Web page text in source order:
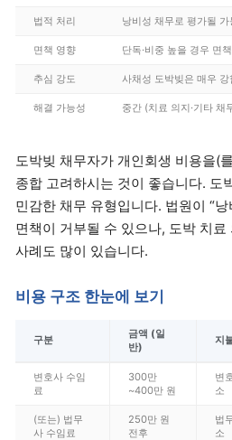
법적 처리 낭비성 채무로 평가될 가
면책 영향 단독·비중 높을 경우 면
추심 강도 사채성 도박빚은 매우 강
해결 가능성 중간 (치료 의지·기타 채
도박빚 채무자가 개인회생 비용을(
종합 고려하시는 것이 좋습니다. 도
민감한 채무 유형입니다. 법원이 “
면책이 거부될 수 있으나, 도박 치
사례도 많이 있습니다.
비용 구조 한눈에 보기
구분
금액 (일
반)
지
변호사 수임
료
300만
~400만 원
변
소
(또는) 법무
사 수임료
250만 원
전후
법
소